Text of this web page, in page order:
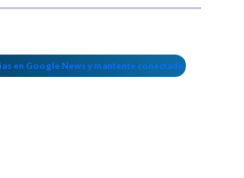
en Google News y mantente conectado